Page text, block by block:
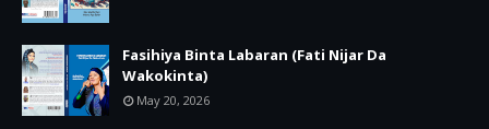
Fasihiya Binta Labaran (Fati Nijar Da
Wakokinta)
May 20, 2026